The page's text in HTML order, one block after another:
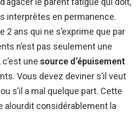
interprètes en permanence.
2 ans qui ne s’exprime que par
n’est pas seulement une
une source d’épuisement
Vous devez deviner s’il veut
s’il a mal quelque part. Cette
alourdit considérablement la